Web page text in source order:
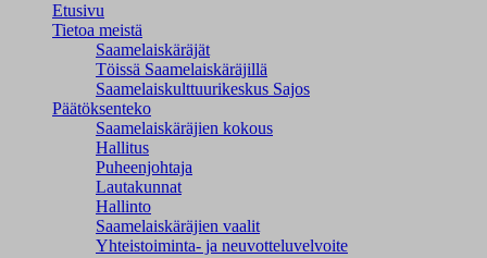
Etusivu
Tietoa meistä
Saamelaiskäräjät
Töissä Saamelaiskäräjillä
Saamelaiskulttuuri­keskus Sajos
Päätöksenteko
Saamelaiskäräjien kokous
Hallitus
Puheenjohtaja
Lautakunnat
Hallinto
Saamelaiskäräjien vaalit
Yhteistoiminta- ja neuvotteluvelvoite